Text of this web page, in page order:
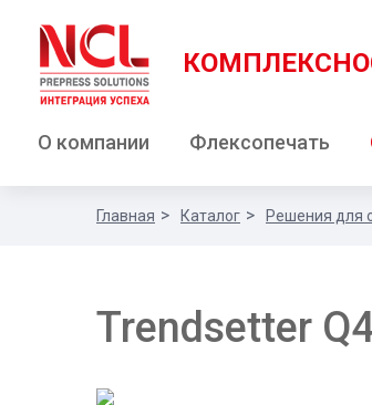
О компании Флексопечать
Главная Каталог Решения для
Trendsetter